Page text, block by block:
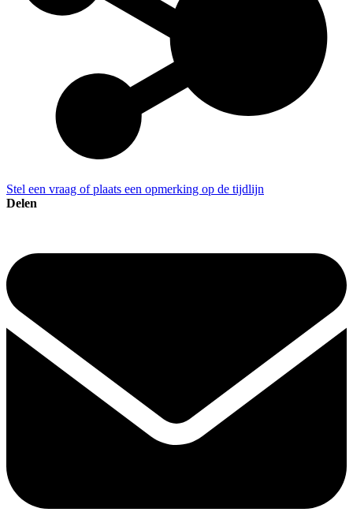
Stel een vraag of plaats een opmerking op de tijdlijn
Delen